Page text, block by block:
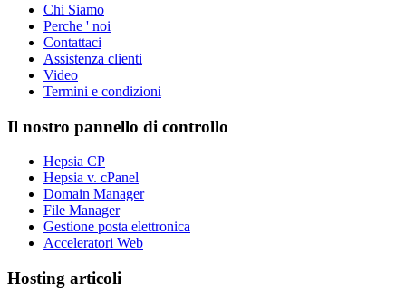
Chi Siamo
Perche ' noi
Contattaci
Assistenza clienti
Video
Termini e condizioni
Il nostro pannello di controllo
Hepsia CP
Hepsia v. cPanel
Domain Manager
File Manager
Gestione posta elettronica
Acceleratori Web
Hosting articoli